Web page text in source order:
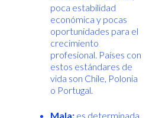
poca estabilidad
económica y pocas
oportunidades para el
crecimiento
profesional. Países con
estos estándares de
vida son Chile, Polonia
o Portugal.
Mala:es determinada